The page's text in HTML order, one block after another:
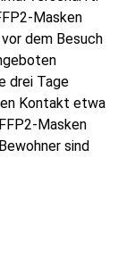
Masken
dem Besuch
drei Tage
Kontakt etwa
Masken
sind